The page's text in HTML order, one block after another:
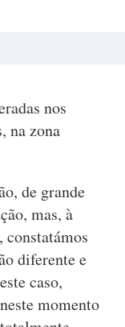
nos
na zona
de grande
mas, à
diferente e
caso,
momento